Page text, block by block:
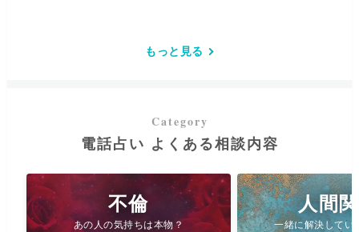
もっと見る
電話占い よくある相談内容
不倫
あの人の気持ちは本物？
人間
一緒に解決してい